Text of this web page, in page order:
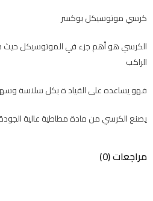
كرسي موتوسيكل بوكسر
الكرسي هو أهم جزء في الموتوسيكل حيث
الراكب
فهو يساعده على القياد ة بكل سلاسة
يصنع الكرسي من مادة مطاطية عالية
مراجعات (0)